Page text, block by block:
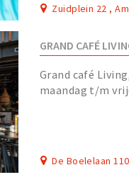
Zuidplein 22 ,
GRAND CAFÉ
Grand café
maandag t/m
De Boelelaan